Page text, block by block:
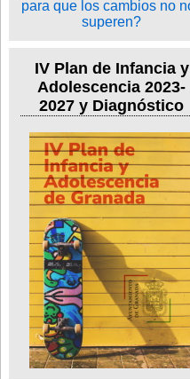
IV Plan de Infancia y
Adolescencia 2023-
2027 y Diagnóstico